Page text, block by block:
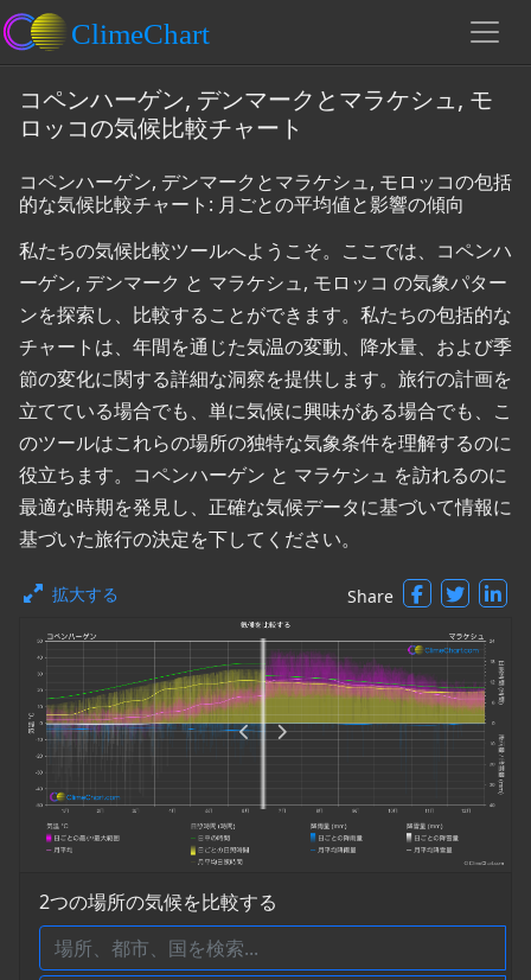
コペンハーゲン, デンマークとマラケシュ, モ
ロッコの気候比較チャート
コペンハーゲン, デンマークとマラケシュ, モロッコの包括
的な気候比較チャート: 月ごとの平均値と影響の傾向
私たちの気候比較ツールへようこそ。ここでは、コペンハ
ーゲン, デンマーク と マラケシュ, モロッコ の気象パター
ンを探索し、比較することができます。私たちの包括的な
チャートは、年間を通じた気温の変動、降水量、および季
節の変化に関する詳細な洞察を提供します。旅行の計画を
立てている場合でも、単に気候に興味がある場合でも、こ
のツールはこれらの場所の独特な気象条件を理解するのに
役立ちます。コペンハーゲン と マラケシュ を訪れるのに
最適な時期を発見し、正確な気候データに基づいて情報に
基づいた旅行の決定を下してください。
拡大する Share
2つの場所の気候を比較する